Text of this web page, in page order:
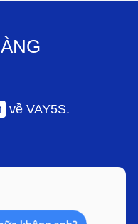
về VAY5S.